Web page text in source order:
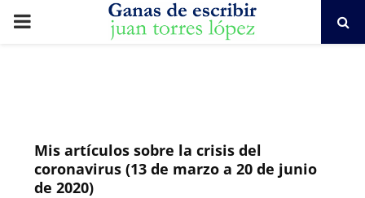
PRIMARY
Mis artículos sobre la crisis del
coronavirus (13 de marzo a 20 de junio
de 2020)